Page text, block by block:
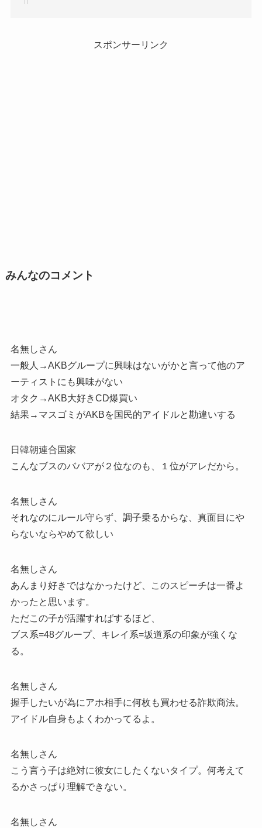
スポンサーリンク
みんなのコメント
名無しさん
一般人→AKBグループに興味はないがかと言って他のア
ーティストにも興味がない
オタク→AKB大好きCD爆買い
結果→マスゴミがAKBを国民的アイドルと勘違いする
日韓朝連合国家
こんなブスのババアが２位なのも、１位がアレだから。
名無しさん
それなのにルール守らず、調子乗るからな、真面目にや
らないならやめて欲しい
名無しさん
あんまり好きではなかったけど、このスピーチは一番よ
かったと思います。
ただこの子が活躍すればするほど、
ブス系=48グループ、キレイ系=坂道系の印象が強くな
る。
名無しさん
握手したいが為にアホ相手に何枚も買わせる詐欺商法。
アイドル自身もよくわかってるよ。
名無しさん
こう言う子は絶対に彼女にしたくないタイプ。何考えて
るかさっぱり理解できない。
名無しさん